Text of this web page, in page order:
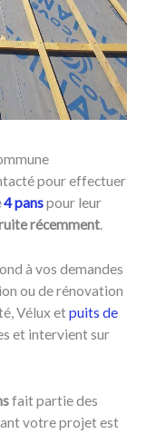
pour effectuer
4 panspour leur
récemment.
à vos demandes
ou de rénovation
Vélux etpuits de
et intervient sur
fait partie des
votre projet est